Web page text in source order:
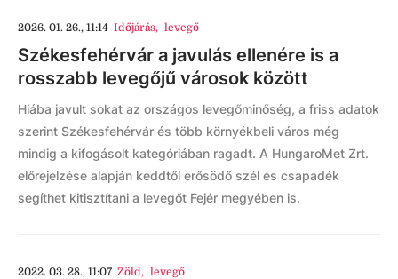
2026. 01. 26., 11:14 Időjárás, levegő
Székesfehérvár a javulás ellenére is a
rosszabb levegőjű városok között
Hiába javult sokat az országos levegőminőség, a friss adatok
szerint Székesfehérvár és több környékbeli város még
mindig a kifogásolt kategóriában ragadt. A HungaroMet Zrt.
előrejelzése alapján keddtől erősödő szél és csapadék
segíthet kitisztítani a levegőt Fejér megyében is.
2022. 03. 28., 11:07 Zöld, levegő